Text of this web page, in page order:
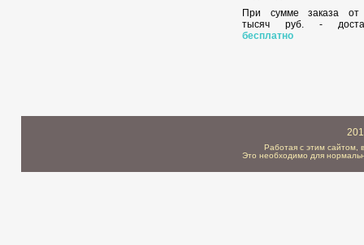
При сумме заказа
тысяч руб. -
бесплатно
Работая с этим сайтом,
Это необходимо для